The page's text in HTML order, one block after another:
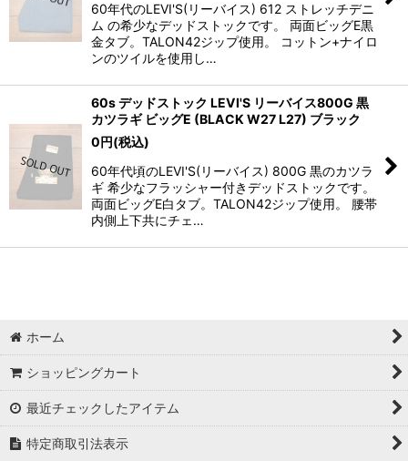
60年代のLEVI'S(リーバイス) 612 ストレッチデニ
ム の希少なデッドストックです。 両面ビッグE黒
金タブ。TALON42ジップ使用。 コットン+ナイロ
ンのツイルを使用し…
60s デッドストック LEVI'S リーバイス800G 黒
カツラギ ビッグE (BLACK W27 L27) ブラック
0円(税込)
60年代頃のLEVI'S(リーバイス) 800G 黒のカツラ
ギ 希少なフラッシャー付きデッドストックです。
両面ビッグE白タブ。TALON42ジップ使用。 腰帯
内側上下共にチェ…
ホーム
ショッピングカート
最近チェックしたアイテム
特定商取引法表示